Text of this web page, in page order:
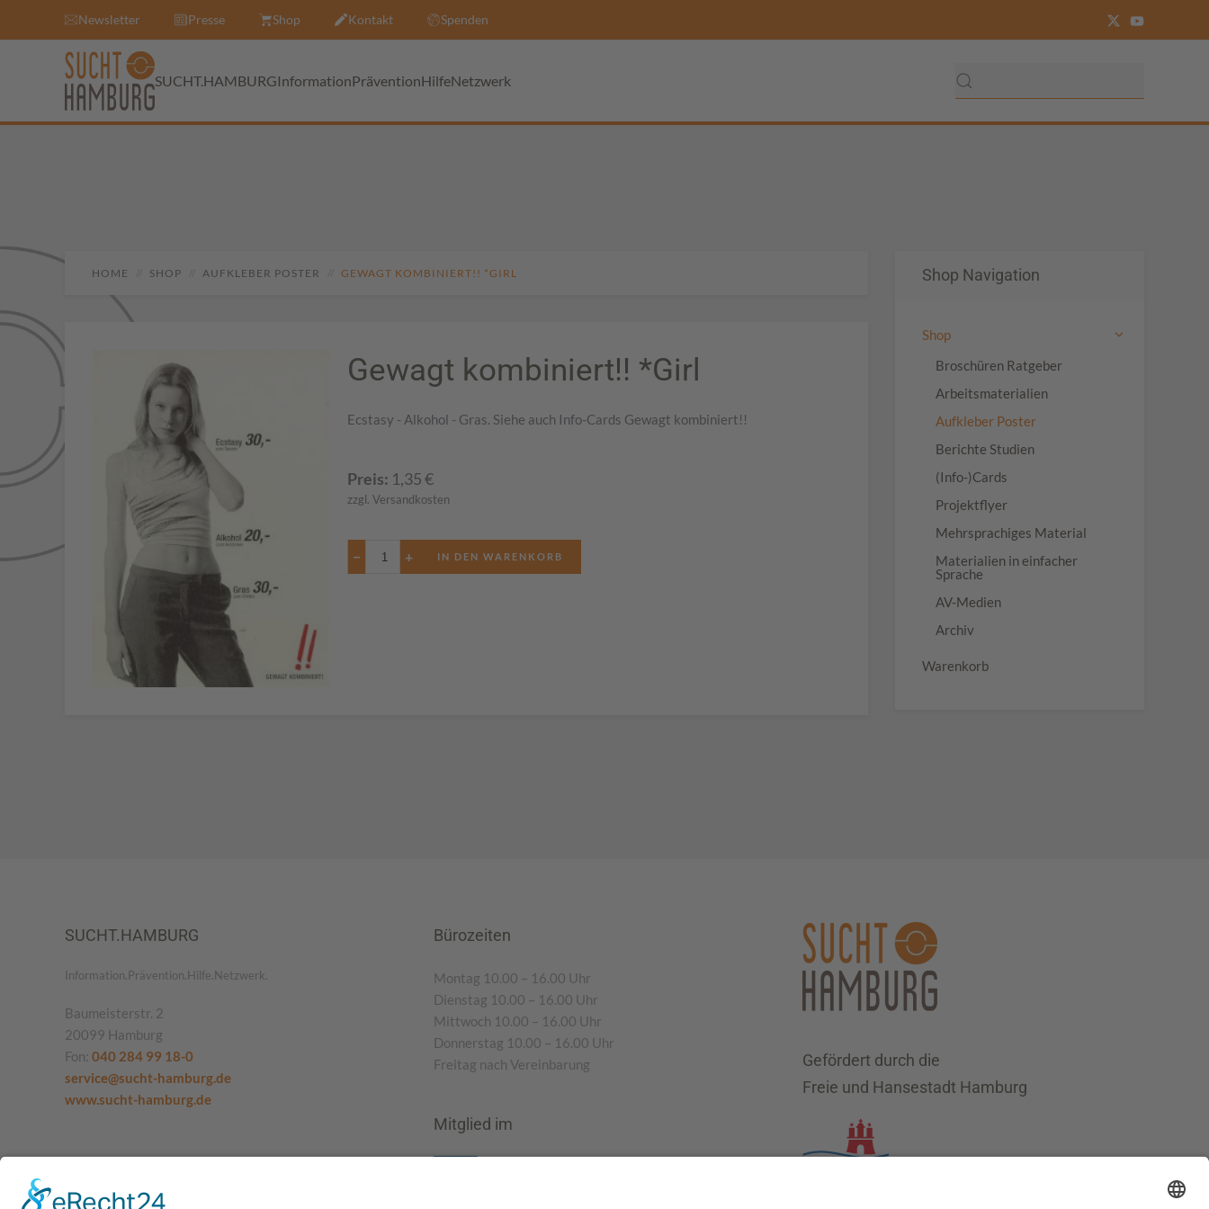
Newsletter Presse Shop Kontakt Spenden
SUCHT.HAMBURGInformationPräventionHilfeNetzwerk
HOME SHOP AUFKLEBER POSTER GEWAGT KOMBINIERT!! *GIRL
Gewagt kombiniert!! *Girl
Ecstasy - Alkohol - Gras. Siehe auch Info-Cards Gewagt kombiniert!!
Preis: 1,35 €
zzgl. Versandkosten
− +
Shop Navigation
Shop
Broschüren Ratgeber
Arbeitsmaterialien
Aufkleber Poster
Berichte Studien
(Info-)Cards
Projektflyer
Mehrsprachiges Material
Materialien in einfacher
Sprache
AV-Medien
Archiv
Warenkorb
SUCHT.HAMBURG
Information.Prävention.Hilfe.Netzwerk.
Baumeisterstr. 2
20099 Hamburg
Fon: 040 284 99 18-0
service@sucht-hamburg.de
www.sucht-hamburg.de
Bürozeiten
Montag 10.00 – 16.00 Uhr
Dienstag 10.00 – 16.00 Uhr
Mittwoch 10.00 – 16.00 Uhr
Donnerstag 10.00 – 16.00 Uhr
Freitag nach Vereinbarung
Mitglied im
Gefördert durch die
Freie und Hansestadt Hamburg